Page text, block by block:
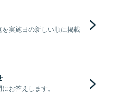
実施日の新しい順に掲載
お答えします。